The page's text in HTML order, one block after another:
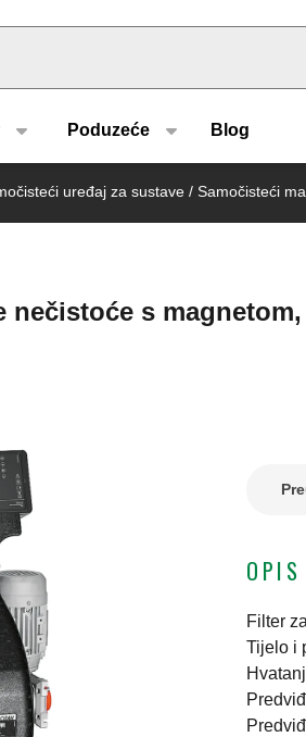
Poduzeće Blog
uređaj za sustave / Samočisteći
nečistoće s
Filter
Tijelo i